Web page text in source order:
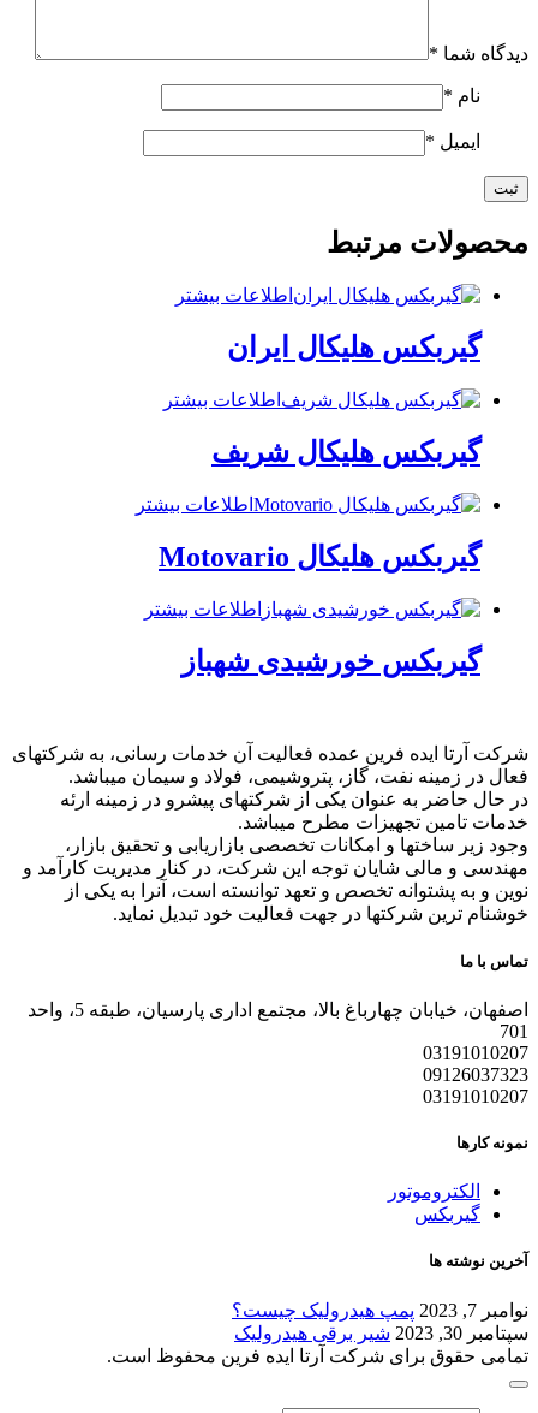
دیدگاه شما *
نام *
ایمیل *
محصولات مرتبط
اطلاعات بیشتر
گیربکس هلیکال ایران
اطلاعات بیشتر
گیربکس هلیکال شریف
اطلاعات بیشتر
گیربکس هلیکال Motovario
اطلاعات بیشتر
گیربکس خورشیدی شهباز
شرکت آرتا ایده فرین عمده فعالیت آن خدمات رسانی، به شرکتهای
فعال در زمینه نفت، گاز، پتروشیمی، فولاد و سیمان میباشد.
در حال حاضر به عنوان یکی از شرکتهای پیشرو در زمینه ارئه
خدمات تامین تجهیزات مطرح میباشد.
وجود زیر ساختها و امکانات تخصصی بازاریابی و تحقیق بازار،
مهندسی و مالی شایان توجه این شرکت، در کنار مدیریت کارآمد و
نوین و به پشتوانه تخصص و تعهد توانسته است، آنرا به یکی از
خوشنام ترین شرکتها در جهت فعالیت خود تبدیل نماید.
تماس با ما
اصفهان، خیابان چهارباغ بالا، مجتمع اداری پارسیان، طبقه 5، واحد
701
03191010207
09126037323
03191010207
نمونه کارها
الکتروموتور
گیربکس
آخرین نوشته ها
نوامبر 7, 2023
پمپ هیدرولیک چیست؟
سپتامبر 30, 2023
شیر برقی هیدرولیک
تمامی حقوق برای شرکت آرتا ایده فرین محفوظ است.